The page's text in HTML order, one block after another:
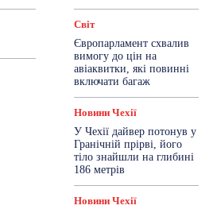
Світ
Європарламент схвалив
вимогу до цін на
авіаквитки, які повинні
включати багаж
Новини Чехії
У Чехії дайвер потонув у
Гранічній прірві, його
тіло знайшли на глибині
186 метрів
Новини Чехії